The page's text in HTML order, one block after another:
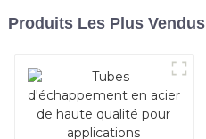
Produits Les Plus Vendus